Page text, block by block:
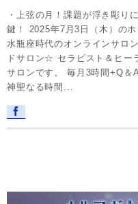
・上弦の月！課題が浮き彫り
鍵！ 2025年7月3日（木）の
水瓶座時代のオンラインサロ
ドサロン☆ セラピスト＆ヒー
サロンです。 毎月3時間+Q＆
神聖なる時間...